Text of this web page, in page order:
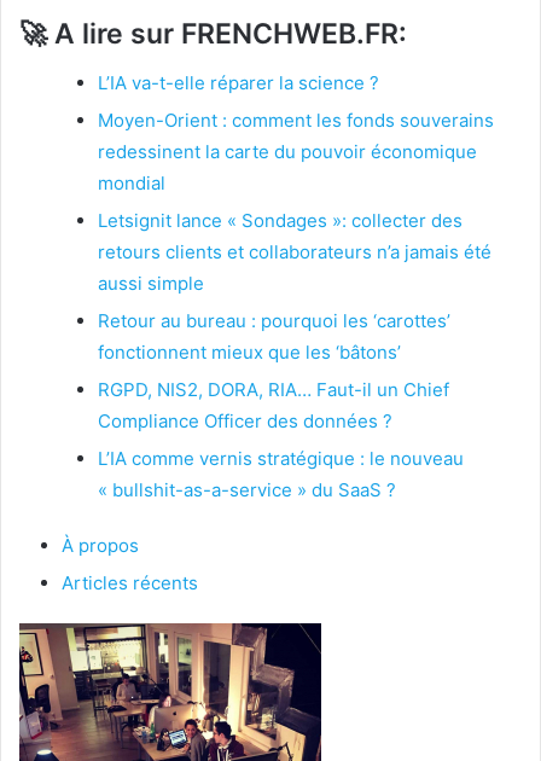
🚀A lire sur FRENCHWEB.FR:
L’IA va-t-elle réparer la science ?
Moyen-Orient : comment les fonds souverains
redessinent la carte du pouvoir économique
mondial
Letsignit lance « Sondages »: collecter des
retours clients et collaborateurs n’a jamais été
aussi simple
Retour au bureau : pourquoi les ‘carottes’
fonctionnent mieux que les ‘bâtons’
RGPD, NIS2, DORA, RIA… Faut-il un Chief
Compliance Officer des données ?
L’IA comme vernis stratégique : le nouveau
« bullshit-as-a-service » du SaaS ?
À propos
Articles récents